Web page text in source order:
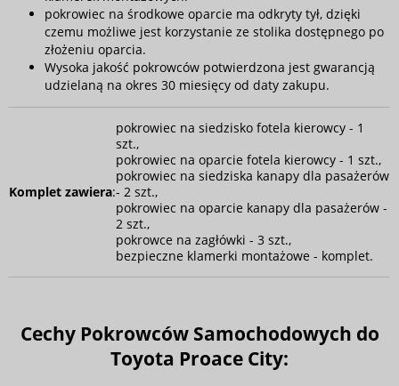
pokrowiec na środkowe oparcie ma odkryty tył, dzięki
czemu możliwe jest korzystanie ze stolika dostępnego po
złożeniu oparcia.
Wysoka jakość pokrowców potwierdzona jest gwarancją
udzielaną na okres 30 miesięcy od daty zakupu.
Komplet zawiera:
pokrowiec na siedzisko fotela kierowcy - 1
szt.,
pokrowiec na oparcie fotela kierowcy - 1 szt.,
pokrowiec na siedziska kanapy dla pasażerów
- 2 szt.,
pokrowiec na oparcie kanapy dla pasażerów -
2 szt.,
pokrowce na zagłówki - 3 szt.,
bezpieczne klamerki montażowe - komplet.
Cechy Pokrowców Samochodowych do
Toyota Proace City: